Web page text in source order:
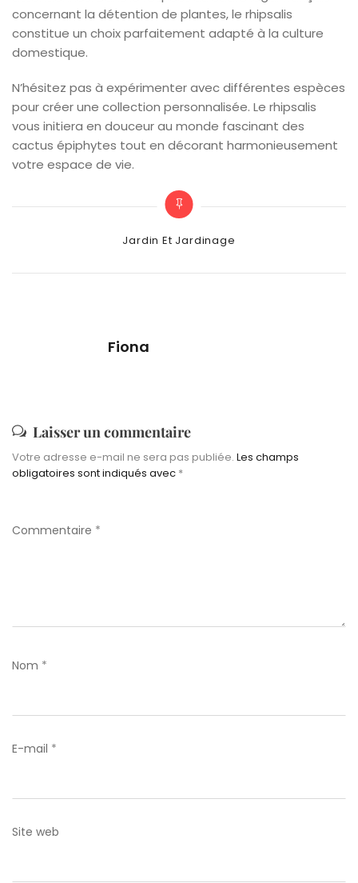
concernant la détention de plantes, le rhipsalis
constitue un choix parfaitement adapté à la culture
domestique.
N’hésitez pas à expérimenter avec différentes espèces
pour créer une collection personnalisée. Le rhipsalis
vous initiera en douceur au monde fascinant des
cactus épiphytes tout en décorant harmonieusement
votre espace de vie.
Categories
Jardin Et Jardinage
Fiona
Laisser un commentaire
Votre adresse e-mail ne sera pas publiée. Les champs
obligatoires sont indiqués avec *
Commentaire *
Nom *
E-mail *
Site web